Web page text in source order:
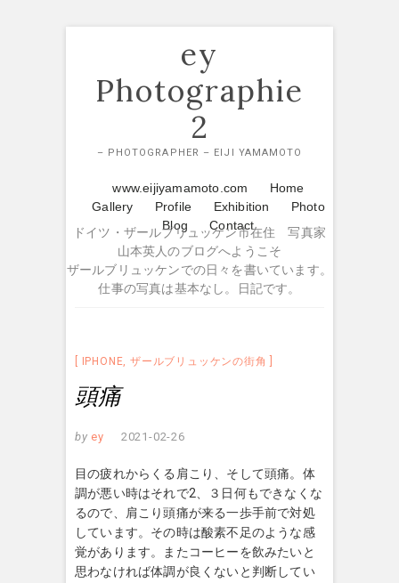
ey
Photographie
2
– PHOTOGRAPHER – EIJI YAMAMOTO
www.eijiyamamoto.com
Home
Gallery
Profile Exhibition
Photo
Blog
Contact
ドイツ・ザールブリュッケン市在住 写真家
山本英人のブログへようこそ
ザールブリュッケンでの日々を書いています。
仕事の写真は基本なし。日記です。
IPHONE,ザールブリュッケンの街角
頭痛
by ey 2021-02-26
目の疲れからくる肩こり、そして頭痛。体
調が悪い時はそれで2、３日何もできなくな
るので、肩こり頭痛が来る一歩手前で対処
しています。その時は酸素不足のような感
覚があります。またコーヒーを飲みたいと
思わなければ体調が良くないと判断してい